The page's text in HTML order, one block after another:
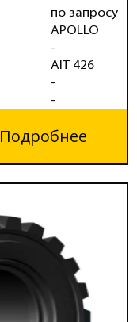
по запросу
APOLLO
-
AIT 426
-
-
Подробнее